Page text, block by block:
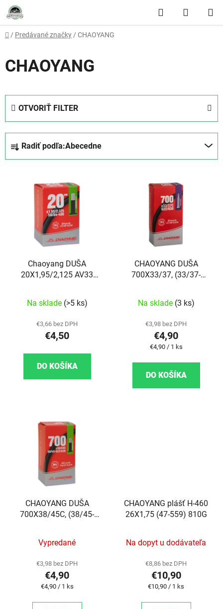
Prejsť na obsah Hľadať
Domov
/ Predávané značky / CHAOYANG
CHAOYANG
OTVORIŤ FILTER
Radiť podľa:Abecedne
Chaoyang DUŠA
20X1,95/2,125 AV33
Na sklade (>5 ks)
€3,66 bez DPH
€4,50
DO KOŠÍKA
CHAOYANG DUŠA
700X33/37, (33/37-
Na sklade (3 ks)
€3,98 bez DPH
€4,90
Jednotková cena:
€4,90 / 1 ks
DO KOŠÍKA
CHAOYANG DUŠA
700X38/45C, (38/45-
Vypredané
€3,98 bez DPH
€4,90
Jednotková cena:
€4,90 / 1 ks
CHAOYANG plášť H-460
26X1,75 (47-559) 810G
Na dopyt u dodávateľa
€8,86 bez DPH
€10,90
Jednotková cena:
€10,90 / 1 ks